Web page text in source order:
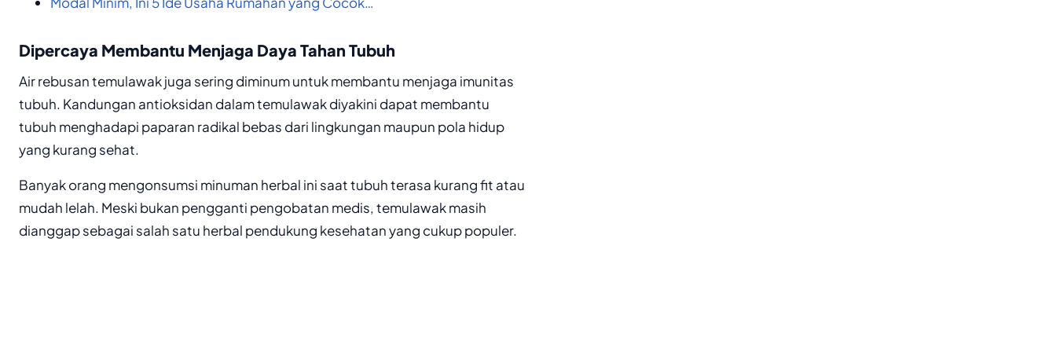
Dipercaya Membantu Menjaga Daya Tahan Tubuh
Air rebusan temulawak juga sering diminum untuk membantu menjaga imunitas
tubuh. Kandungan antioksidan dalam temulawak diyakini dapat membantu
tubuh menghadapi paparan radikal bebas dari lingkungan maupun pola hidup
yang kurang sehat.
Banyak orang mengonsumsi minuman herbal ini saat tubuh terasa kurang fit atau
mudah lelah. Meski bukan pengganti pengobatan medis, temulawak masih
dianggap sebagai salah satu herbal pendukung kesehatan yang cukup populer.